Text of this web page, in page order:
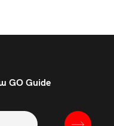
GO Guide